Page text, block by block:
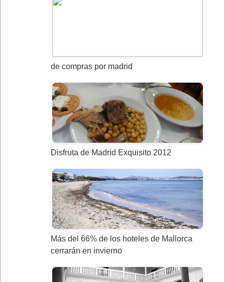
de compras por madrid
Disfruta de Madrid Exquisito 2012
Más del 66% de los hoteles de Mallorca
cerrarán en invierno